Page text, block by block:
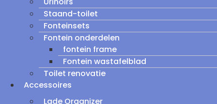
Staand-toilet
Fonteinsets
Fontein onderdelen
fontein frame
Fontein wastafelblad
Toilet renovatie
Accessoires
Lade Organizer